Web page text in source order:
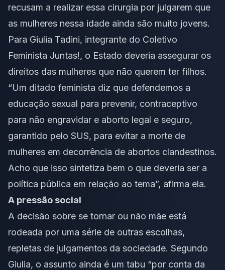
recusam a realizar essa cirurgia por julgarem que
as mulheres nessa idade ainda são muito jovens.
Para Giulia Tadini, integrante do Coletivo
Feminista Juntas!, o Estado deveria assegurar os
direitos das mulheres que não querem ter filhos.
“Um ditado feminista diz que defendemos a
educação sexual para prevenir, contraceptivo
para não engravidar e aborto legal e seguro,
garantido pelo SUS, para evitar a morte de
mulheres em decorrência de abortos clandestinos.
Acho que isso sintetiza bem o que deveria ser a
política pública em relação ao tema”, afirma ela.
A pressão social
A decisão sobre se tornar ou não mãe está
rodeada por uma série de outras escolhas,
repletas de julgamentos da sociedade. Segundo
Giulia, o assunto ainda é um tabu “por conta da